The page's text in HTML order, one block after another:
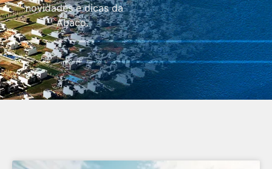
novidades e dicas da
Ábaco.